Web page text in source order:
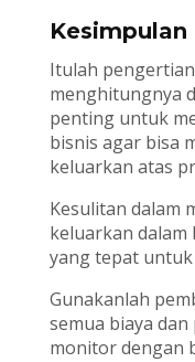
Kesimpulan
Itulah
menghitungnya
penting untuk
bisnis agar bisa
keluarkan atas
Kesulitan dalam
keluarkan
yang tepat
Gunakanlah
semua biaya
monitor dengan